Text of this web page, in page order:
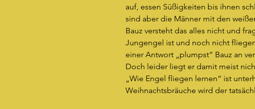
auf, essen Süßigkeiten bis ihnen
sind aber die Männer mit den
Bauz versteht das alles nicht und
Jungengel ist und noch nicht
einer Antwort „plumpst“ Bauz an
Doch leider liegt er damit meist
„Wie Engel fliegen lernen“ ist
Weihnachtsbräuche wird der